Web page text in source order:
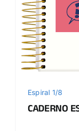
Espiral 1/8
CADERNO